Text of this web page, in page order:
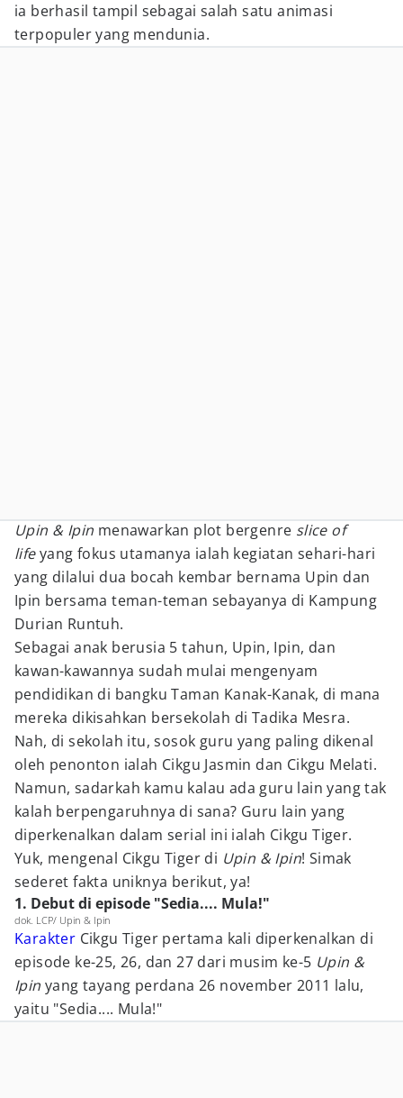
ia berhasil tampil sebagai salah satu animasi
terpopuler yang mendunia.
Upin & Ipin menawarkan plot bergenre slice of
lifeyang fokus utamanya ialah kegiatan sehari-hari
yang dilalui dua bocah kembar bernama Upin dan
Ipin bersama teman-teman sebayanya di Kampung
Durian Runtuh.
Sebagai anak berusia 5 tahun, Upin, Ipin, dan
kawan-kawannya sudah mulai mengenyam
pendidikan di bangku Taman Kanak-Kanak, di mana
mereka dikisahkan bersekolah di Tadika Mesra.
Nah, di sekolah itu, sosok guru yang paling dikenal
oleh penonton ialah Cikgu Jasmin dan Cikgu Melati.
Namun, sadarkah kamu kalau ada guru lain yang tak
kalah berpengaruhnya di sana? Guru lain yang
diperkenalkan dalam serial ini ialah Cikgu Tiger.
Yuk, mengenal Cikgu Tiger di Upin & Ipin! Simak
sederet fakta uniknya berikut, ya!
1. Debut di episode "Sedia.... Mula!"
dok. LCP/ Upin & Ipin
Karakter Cikgu Tiger pertama kali diperkenalkan di
episode ke-25, 26, dan 27 dari musim ke-5 Upin &
Ipin yang tayang perdana 26 november 2011 lalu,
yaitu "Sedia.... Mula!"